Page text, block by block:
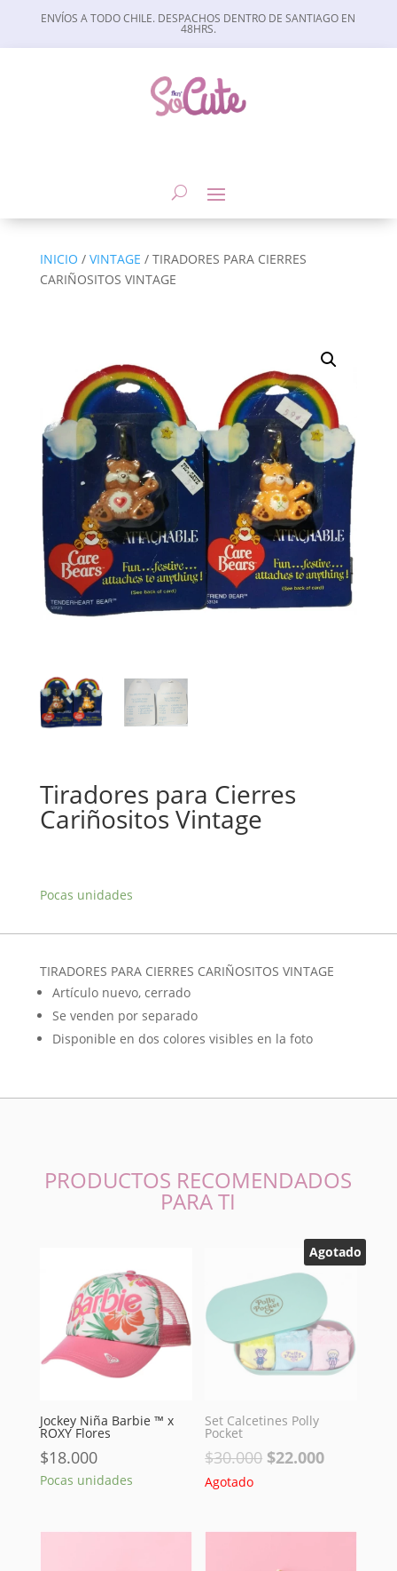
ENVÍOS A TODO CHILE. DESPACHOS DENTRO DE SANTIAGO EN
48HRS.
INICIO / VINTAGE / TIRADORES PARA CIERRES
CARIÑOSITOS VINTAGE
Tiradores para Cierres
Cariñositos Vintage
Pocas unidades
TIRADORES PARA CIERRES CARIÑOSITOS VINTAGE
Artículo nuevo, cerrado
Se venden por separado
Disponible en dos colores visibles en la foto
PRODUCTOS RECOMENDADOS
PARA TI
Jockey Niña Barbie ™ x
ROXY Flores
$18.000
Pocas unidades
Agotado
Set Calcetines Polly
Pocket
$30.000 El
$22.000El
Agotado